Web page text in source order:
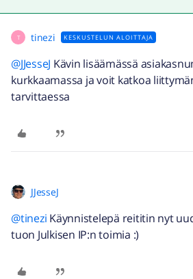
T tinezi KESKUSTELUN ALOITTAJA
@JJesseJ Kävin lisäämässä
kurkkaamassa ja voit katkoa
tarvittaessa
JJesseJ
@tinezi Käynnistelepä reititin nyt
tuon Julkisen IP:n toimia :)